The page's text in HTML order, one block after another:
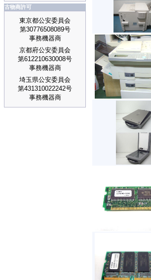
古物商許可
東京都公安委員会
第30776508089号
事務機器商
京都府公安委員会
第612210630008号
事務機器商
埼玉県公安委員会
第431310022242号
事務機器商